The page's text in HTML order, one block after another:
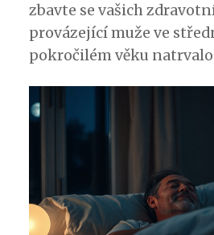
zbavte se vašich
provázející muže ve
pokročilém věku